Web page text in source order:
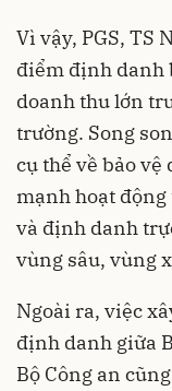
Vì vậy, PGS, TS
điểm định danh
doanh thu lớn
trường. Song
cụ thể về bảo
mạnh hoạt
và định danh
vùng sâu, vùng
Ngoài ra, việc
định danh giữa
Bộ Công an